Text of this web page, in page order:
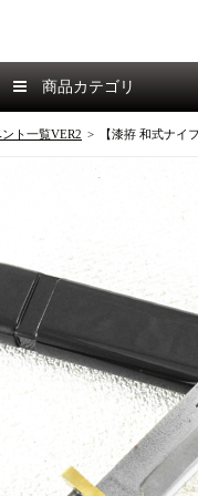
商品カテゴリ
ト一覧VER2 > 【漆拵 和式ナイ